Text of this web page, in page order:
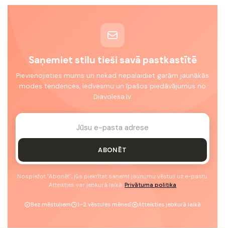
Saņemiet stilu tieši savā pastkastītē
Pievienojieties mums un nekad nepalaidiet garām jaunākās
modes tendences, iedvesmu un īpašos piedāvājumus no
Diavolesa.lv.
ABONĒT
Nospiežot "Abonēt", jūs piekrītat saņemt jaunumu vēstuli uz e-pastu.
Atteikties var jebkurā laikā. Privātuma politika
Bez mēstuļiem 1–2 vēstules mēnesī Atteikties jebkurā laikā